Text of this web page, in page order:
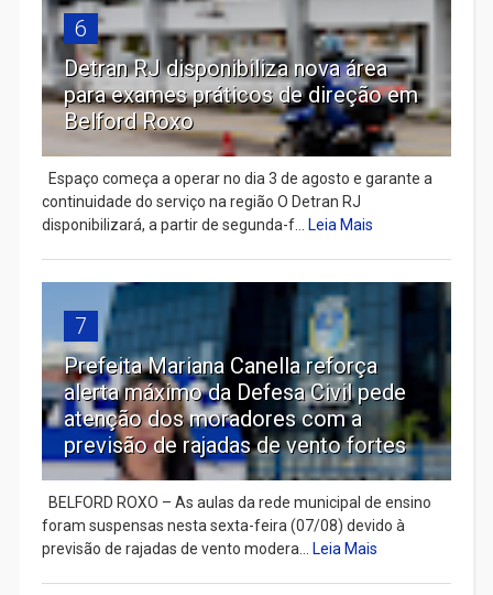
6
Detran RJ disponibiliza nova área
para exames práticos de direção em
Belford Roxo
Espaço começa a operar no dia 3 de agosto e garante a
continuidade do serviço na região O Detran RJ
disponibilizará, a partir de segunda-f...
Leia Mais
7
Prefeita Mariana Canella reforça
alerta máximo da Defesa Civil pede
atenção dos moradores com a
previsão de rajadas de vento fortes
BELFORD ROXO – As aulas da rede municipal de ensino
foram suspensas nesta sexta-feira (07/08) devido à
previsão de rajadas de vento modera...
Leia Mais